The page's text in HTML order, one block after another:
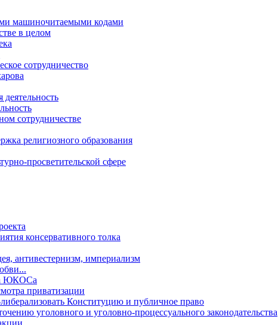
машиночитаемыми кодами
в целом
сотрудничество
сотрудничестве
религиозного образования
просветительской сфере
консервативного толка
антивестернизм, империализм
ЮКОСа
приватизации
Конституцию и публичное право
уголовного и уголовно-процессуального законодательства